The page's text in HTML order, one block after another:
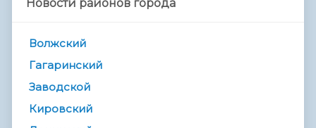
Новости районов города
Волжский
Гагаринский
Заводской
Кировский